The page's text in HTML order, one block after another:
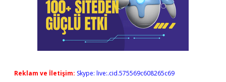
Reklam ve İletişim: Skype: live:.cid.575569c608265c69